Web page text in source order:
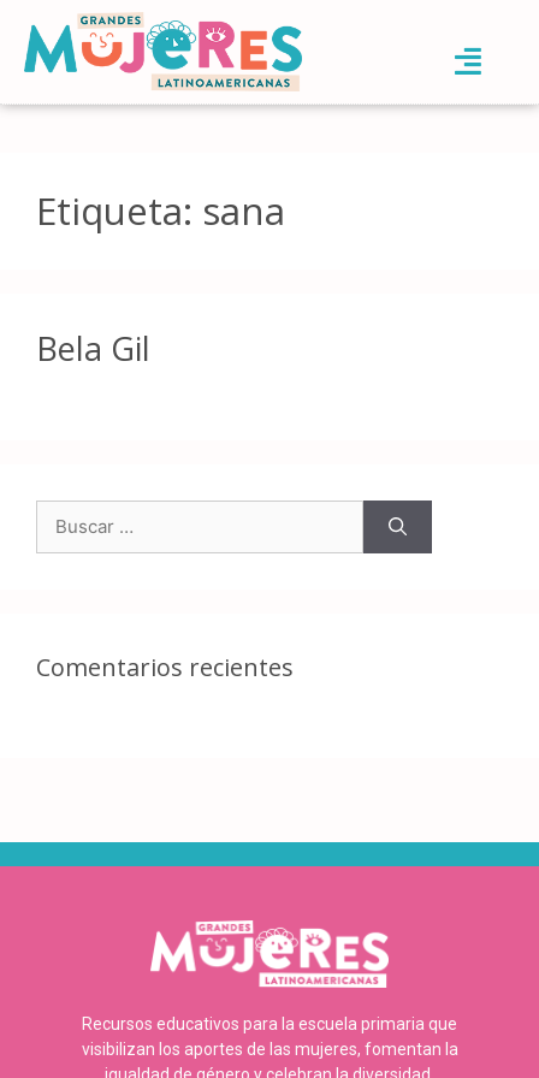
Etiqueta: sana
Bela Gil
Comentarios recientes
Recursos educativos para la escuela primaria que
visibilizan los aportes de las mujeres, fomentan la
igualdad de género y celebran la diversidad.